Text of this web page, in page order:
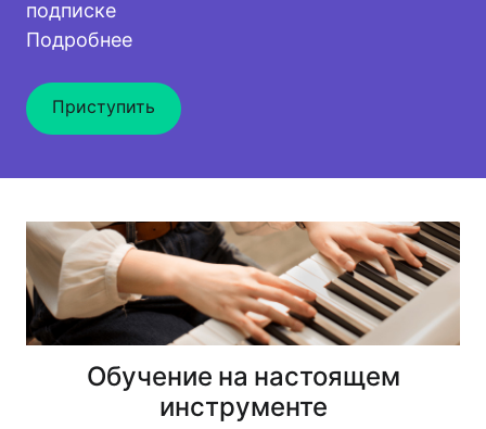
подписке
Подробнее
Приступить
Обучение на настоящем
инструменте